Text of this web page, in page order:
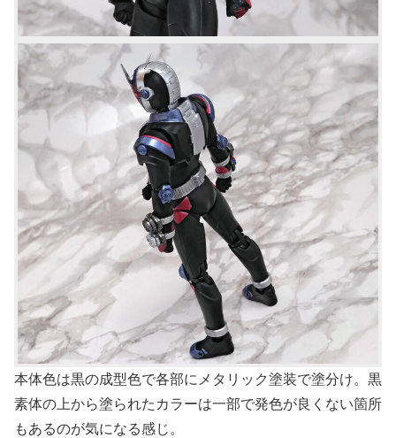
本体色は黒の成型色で各部にメタリック塗装で塗分け。黒
素体の上から塗られたカラーは一部で発色が良くない箇所
もあるのが気になる感じ。